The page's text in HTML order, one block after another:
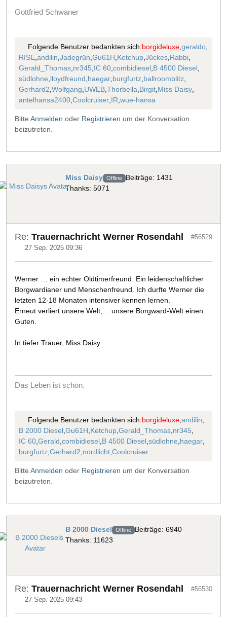
Gottfried Schwaner
Folgende Benutzer bedankten sich:borgideluxe,geraldo,
RISE,andilin,Jadegrün,Gu61H,Ketchup,Jückes,Rabbi,
Gerald_Thomas,nr345,IC 60,combidiesel,B 4500 Diesel,
südlohne,lloydfreund,haegar,burgfurtz,ballroomblitz,
Gerhard2,Wolfgang,UWEB,Thorbella,Birgit,Miss Daisy,
antelhansa2400,Coolcruiser,IR,wue-hansa
Bitte Anmelden oder Registrieren um der Konversation
beizutreten.
Miss Daisy Offline Beiträge: 1431
Thanks: 5071
Re: Trauernachricht Werner Rosendahl
27 Sep. 2025 09:36
#56529
Werner … ein echter Oldtimerfreund. Ein leidenschaftlicher
Borgwardianer und Menschenfreund. Ich durfte Werner die
letzten 12-18 Monaten intensiver kennen lernen.
Erneut verliert unsere Welt,… unsere Borgward-Welt einen
Guten.
In tiefer Trauer, Miss Daisy
Das Leben ist schön.
Folgende Benutzer bedankten sich:borgideluxe,andilin,
B 2000 Diesel,Gu61H,Ketchup,Gerald_Thomas,nr345,
IC 60,Gerald,combidiesel,B 4500 Diesel,südlohne,haegar,
burgfurtz,Gerhard2,nordlicht,Coolcruiser
Bitte Anmelden oder Registrieren um der Konversation
beizutreten.
B 2000 Diesel Offline Beiträge: 6940
Thanks: 11623
Re: Trauernachricht Werner Rosendahl
27 Sep. 2025 09:43
#56530